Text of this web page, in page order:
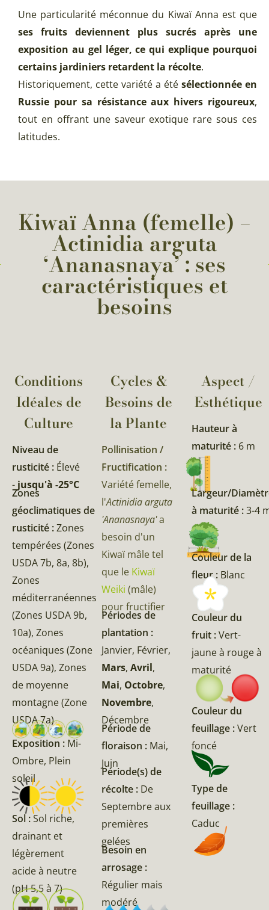
Une particularité méconnue du Kiwaï Anna est que
ses fruits deviennent plus sucrés après une
exposition au gel léger, ce qui explique pourquoi
certains jardiniers retardent la récolte.
Historiquement, cette variété a été sélectionnée en
Russie pour sa résistance aux hivers rigoureux,
tout en offrant une saveur exotique rare sous ces
latitudes.
Kiwaï Anna (femelle) –
Actinidia arguta
‘Ananasnaya’ : ses
caractéristiques et
besoins
Conditions
Idéales de
Culture
Niveau de
rusticité : Élevé
- jusqu'à -25°C
Zones
géoclimatiques de
rusticité :Zones
tempérées (Zones
USDA 7b, 8a, 8b),
Zones
méditerranéennes
(Zones USDA 9b,
10a), Zones
océaniques (Zone
USDA 9a), Zones
de moyenne
montagne (Zone
USDA 7a)
Exposition : Mi-
Ombre, Plein
soleil
Sol :Sol riche,
drainant et
légèrement
acide à neutre
(pH 5,5 à 7)
Cycles &
Besoins de
la Plante​
Pollinisation /
Fructification :
Variété femelle,
l'Actinidia arguta
'Ananasnaya'a
besoin d'un
Kiwaï mâle tel
que le Kiwaï
Weiki (mâle)
pour fructifier
Périodes de
plantation :
Janvier, Février,
Mars,Avril,
Mai, Octobre,
Novembre,
Décembre
Période de
floraison : Mai,
Juin
Période(s) de
récolte : De
Septembre aux
premières
gelées
Besoin en
arrosage :
Régulier mais
modéré
Aspect /
Esthétique
Hauteur à
maturité : 6 m
Largeur/
à maturité :3-4
Couleur de la
fleur : Blanc
Couleur du
fruit :Vert-
jaune à rouge à
maturité
Couleur du
feuillage :Vert
foncé
Type de
feuillage :
Caduc